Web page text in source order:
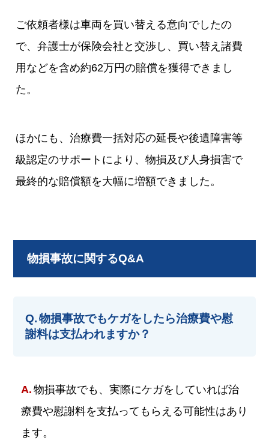
ご依頼者様は車両を買い替える意向でしたの
で、弁護士が保険会社と交渉し、買い替え諸費
用などを含め約62万円の賠償を獲得できまし
た。
ほかにも、治療費一括対応の延長や後遺障害等
級認定のサポートにより、物損及び人身損害で
最終的な賠償額を大幅に増額できました。
物損事故に関するQ&A
物損事故でもケガをしたら治療費や慰
謝料は支払われますか？
物損事故でも、実際にケガをしていれば治
療費や慰謝料を支払ってもらえる可能性はあり
ます。